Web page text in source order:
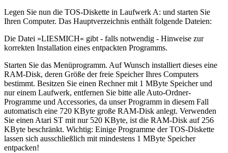
Legen Sie nun die TOS-Diskette in Laufwerk A: und starten Sie
Ihren Computer. Das Hauptverzeichnis enthält folgende Dateien:
Die Datei »LIESMICH« gibt - falls notwendig - Hinweise zur
korrekten Installation eines entpackten Programms.
Starten Sie das Menüprogramm. Auf Wunsch installiert dieses eine
RAM-Disk, deren Größe der freie Speicher Ihres Computers
bestimmt. Besitzen Sie einen Rechner mit 1 MByte Speicher und
nur einem Laufwerk, entfernen Sie bitte alle Auto-Ordner-
Programme und Accessories, da unser Programm in diesem Fall
automatisch eine 720 KByte große RAM-Disk anlegt. Verwenden
Sie einen Atari ST mit nur 520 KByte, ist die RAM-Disk auf 256
KByte beschränkt. Wichtig: Einige Programme der TOS-Diskette
lassen sich ausschließlich mit mindestens 1 MByte Speicher
entpacken!